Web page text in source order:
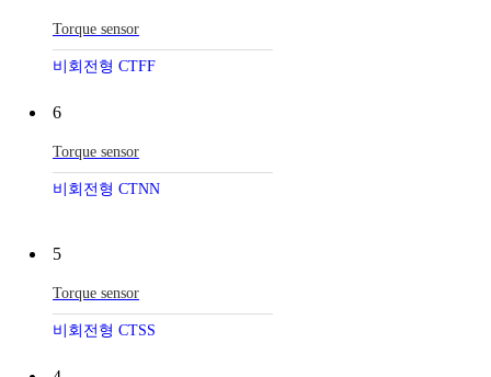
Torque sensor
비회전형 CTFF
6
Torque sensor
비회전형 CTNN
5
Torque sensor
비회전형 CTSS